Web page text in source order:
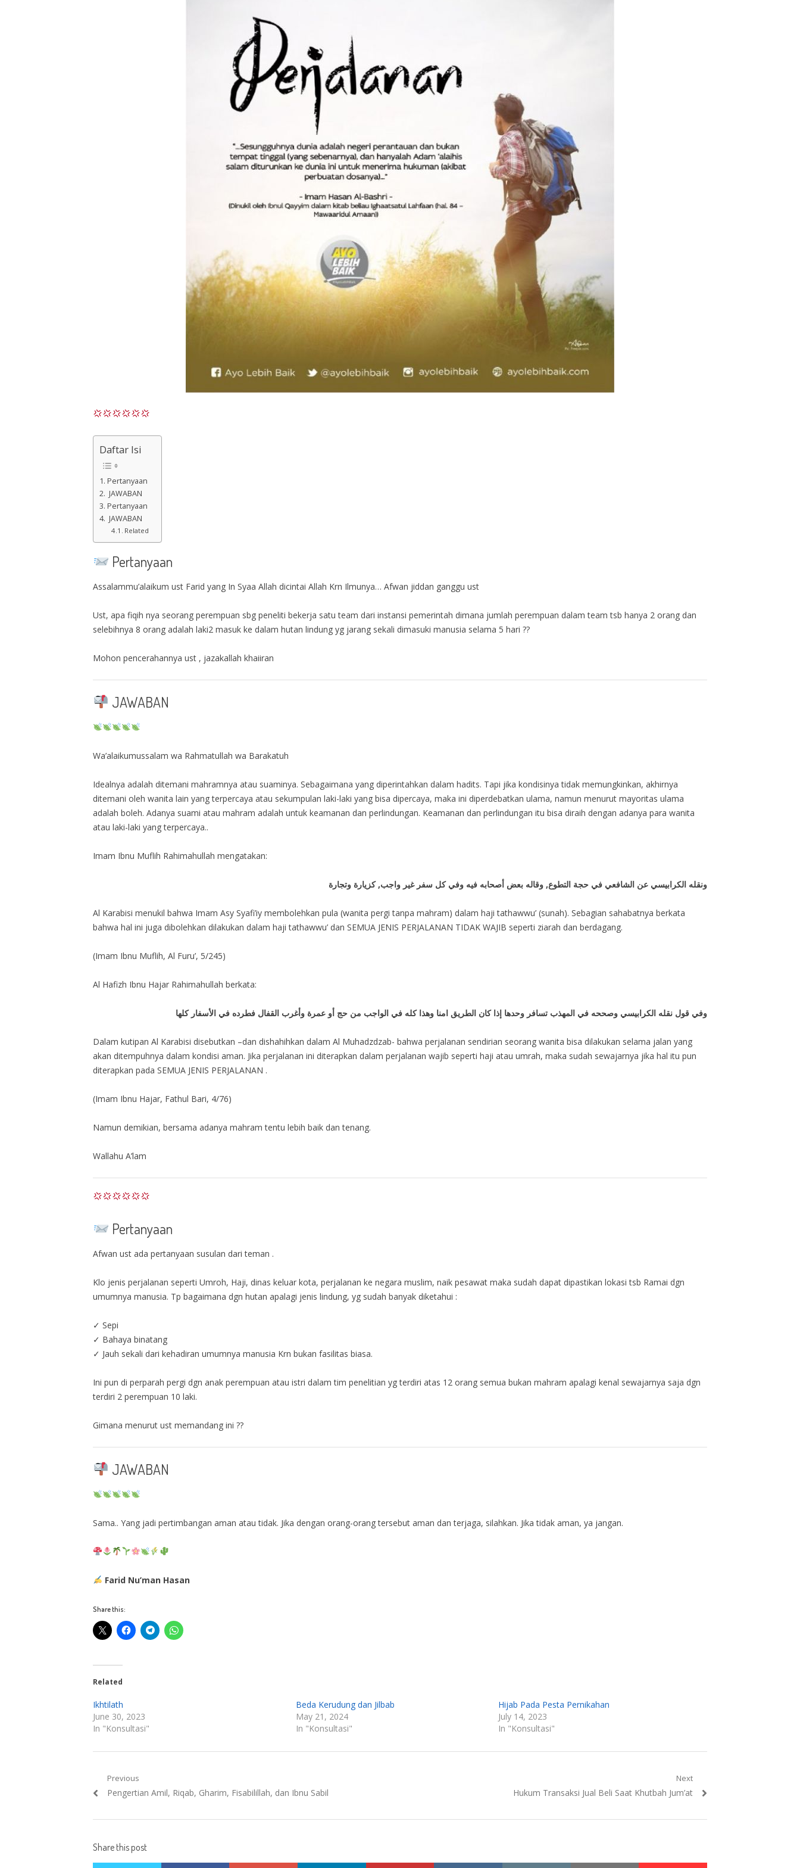
Daftar Isi
Pertanyaan
JAWABAN
Pertanyaan
JAWABAN
Related
Pertanyaan
Assalammu’alaikum ust Farid yang In Syaa Allah dicintai Allah Krn Ilmunya… Afwan jiddan ganggu ust
Ust, apa fiqih nya seorang perempuan sbg peneliti bekerja satu team dari instansi pemerintah dimana jumlah perempuan dalam team tsb hanya 2 orang dan
selebihnya 8 orang adalah laki2 masuk ke dalam hutan lindung yg jarang sekali dimasuki manusia selama 5 hari ??
Mohon pencerahannya ust , jazakallah khaiiran
JAWABAN
Wa’alaikumussalam wa Rahmatullah wa Barakatuh
Idealnya adalah ditemani mahramnya atau suaminya. Sebagaimana yang diperintahkan dalam hadits. Tapi jika kondisinya tidak memungkinkan, akhirnya
ditemani oleh wanita lain yang terpercaya atau sekumpulan laki-laki yang bisa dipercaya, maka ini diperdebatkan ulama, namun menurut mayoritas ulama
adalah boleh. Adanya suami atau mahram adalah untuk keamanan dan perlindungan. Keamanan dan perlindungan itu bisa diraih dengan adanya para wanita
atau laki-laki yang terpercaya..
Imam Ibnu Muflih Rahimahullah mengatakan:
ونقله الكرابيسي عن الشافعي في حجة التطوع, وقاله بعض أصحابه فيه وفي كل سفر غير واجب, كزيارة وتجارة
Al Karabisi menukil bahwa Imam Asy Syafi’iy membolehkan pula (wanita pergi tanpa mahram) dalam haji tathawwu’ (sunah). Sebagian sahabatnya berkata
bahwa hal ini juga dibolehkan dilakukan dalam haji tathawwu’ dan SEMUA JENIS PERJALANAN TIDAK WAJIB seperti ziarah dan berdagang.
(Imam Ibnu Muflih, Al Furu’, 5/245)
Al Hafizh Ibnu Hajar Rahimahullah berkata:
وفي قول نقله الكرابيسي وصححه في المهذب تسافر وحدها إذا كان الطريق امنا وهذا كله في الواجب من حج أو عمرة وأغرب القفال فطرده في الأسفار كلها
Dalam kutipan Al Karabisi disebutkan –dan dishahihkan dalam Al Muhadzdzab- bahwa perjalanan sendirian seorang wanita bisa dilakukan selama jalan yang
akan ditempuhnya dalam kondisi aman. Jika perjalanan ini diterapkan dalam perjalanan wajib seperti haji atau umrah, maka sudah sewajarnya jika hal itu pun
diterapkan pada SEMUA JENIS PERJALANAN .
(Imam Ibnu Hajar, Fathul Bari, 4/76)
Namun demikian, bersama adanya mahram tentu lebih baik dan tenang.
Wallahu A’lam
Pertanyaan
Afwan ust ada pertanyaan susulan dari teman .
Klo jenis perjalanan seperti Umroh, Haji, dinas keluar kota, perjalanan ke negara muslim, naik pesawat maka sudah dapat dipastikan lokasi tsb Ramai dgn
umumnya manusia. Tp bagaimana dgn hutan apalagi jenis lindung, yg sudah banyak diketahui :
✓ Sepi
✓ Bahaya binatang
✓ Jauh sekali dari kehadiran umumnya manusia Krn bukan fasilitas biasa.
Ini pun di perparah pergi dgn anak perempuan atau istri dalam tim penelitian yg terdiri atas 12 orang semua bukan mahram apalagi kenal sewajarnya saja dgn
terdiri 2 perempuan 10 laki.
Gimana menurut ust memandang ini ??
JAWABAN
Sama.. Yang jadi pertimbangan aman atau tidak. Jika dengan orang-orang tersebut aman dan terjaga, silahkan. Jika tidak aman, ya jangan.
Farid Nu’man Hasan
Share this:
Related
Ikhtilath
June 30, 2023
In "Konsultasi"
Beda Kerudung dan Jilbab
May 21, 2024
In "Konsultasi"
Hijab Pada Pesta Pernikahan
July 14, 2023
In "Konsultasi"
Post
navigation
Previous
Previous
Pengertian Amil, Riqab, Gharim, Fisabilillah, dan Ibnu Sabil
Next
Next
Hukum Transaksi Jual Beli Saat Khutbah Jum’at
Share this post